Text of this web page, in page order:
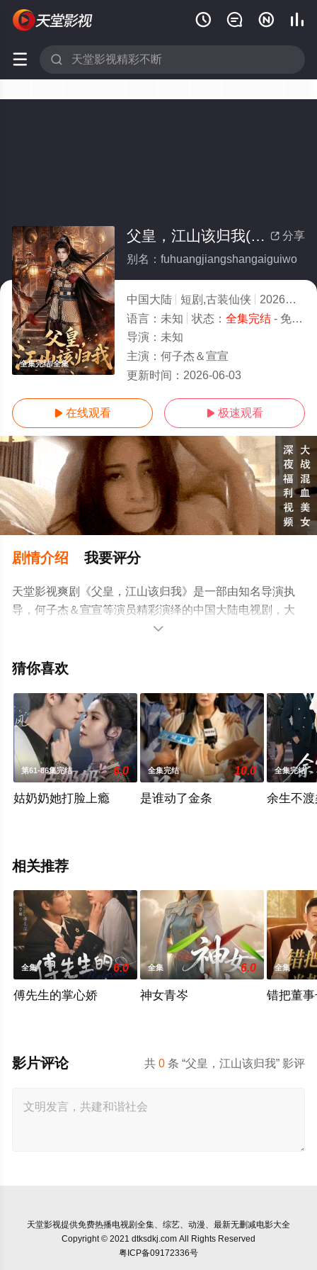
   
 
全集完结/全集
 分享
父皇，江山该归我(全集)
别名：fuhuangjiangshangaiguiwo
中国大陆 短剧,古装仙侠 2026
4.0
语言： 未知 状态： 全集完结- 免费在线观看
导演： 未知
主演： 何子杰＆宣宣
更新时间： 2026-06-03
 在线观看  极速观看
剧情介绍 我要评分
天堂影视爽剧《父皇，江山该归我》是一部由知名导演执
导，何子杰＆宣宣等演员精彩演绎的中国大陆电视剧，大
结局剧情已揭晓（全集完结），手机免费观看高清未删减
至豆瓣电视剧、电视猫或剧情网等平台了解。

猜你喜欢
第61-86集完结 6.0
姑奶奶她打脸上瘾
全集完结 10.0
是谁动了金条
全集完结
余生不
相关推荐
全集 6.0
傅先生的掌心娇
全集 6.0
神女青岑
全集
错把董
共0 条 “父皇，江山该归我” 影评
影片评论
天堂影视提供免费热播电视剧全集、综艺、动漫、最新无删减电影大全
Copyright © 2021 dtksdkj.com All Rights Reserved
粤ICP备09172336号